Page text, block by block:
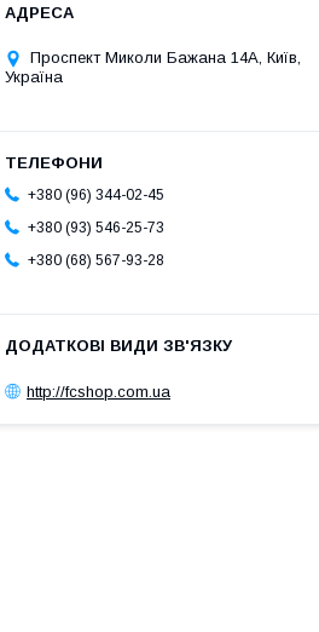
Проспект Миколи Бажана 14А, Київ,
Україна
+380 (96) 344-02-45
+380 (93) 546-25-73
+380 (68) 567-93-28
http://fcshop.com.ua